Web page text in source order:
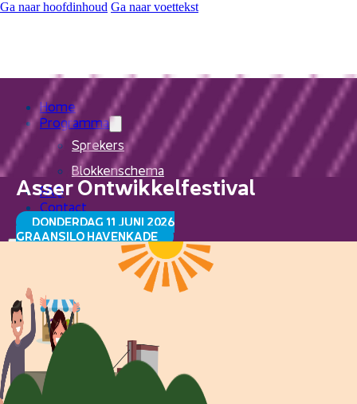
Ga naar hoofdinhoud Ga naar voettekst
Home
Programma
Sprekers
Blokkenschema
FAQ
Contact
Home
Programma
Sprekers
Blokkenschema
Asser Ontwikkelfestival
DONDERDAG 11 JUNI 2026
GRAANSILO HAVENKADE